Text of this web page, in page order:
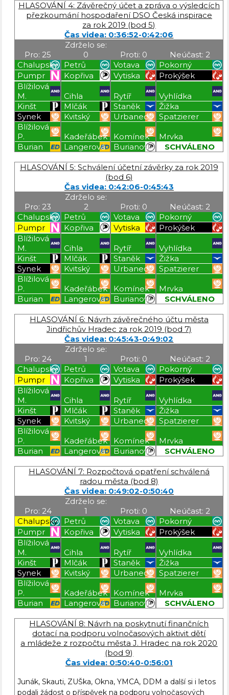
HLASOVÁNÍ 4: Závěrečný účet a zpráva o výsledcích
přezkoumání hospodaření DSO Česká inspirace
za rok 2019 (bod 5)
Čas videa: 0:36:52-0:42:06
Pro: 25
Zdrželo se:
0
Proti: 0
Neúčast: 2
Chalupský
Petrů Votava
Pokorný
Pumpr
Kopřiva Vytiska
Prokýšek
Blížilová
M.
Cihla Rytíř
Vyhlídka
Kinšt
Mlčák Staněk
Žižka
Synek
Kvitský Urbanec
Spatzierer
Blížilová
P.
Kadeřábek Komínek
Mrvka
Burian
Langerová Burianová
SCHVÁLENO
HLASOVÁNÍ 5: Schválení účetní závěrky za rok 2019
(bod 6)
Čas videa: 0:42:06-0:45:43
Pro: 23
Zdrželo se:
2
Proti: 0
Neúčast: 2
Chalupský
Petrů Votava
Pokorný
Pumpr
Kopřiva Vytiska
Prokýšek
Blížilová
M.
Cihla Rytíř
Vyhlídka
Kinšt
Mlčák Staněk
Žižka
Synek
Kvitský Urbanec
Spatzierer
Blížilová
P.
Kadeřábek Komínek
Mrvka
Burian
Langerová Burianová
SCHVÁLENO
HLASOVÁNÍ 6: Návrh závěrečného účtu města
Jindřichův Hradec za rok 2019 (bod 7)
Čas videa: 0:45:43-0:49:02
Pro: 24
Zdrželo se:
1
Proti: 0
Neúčast: 2
Chalupský
Petrů Votava
Pokorný
Pumpr
Kopřiva Vytiska
Prokýšek
Blížilová
M.
Cihla Rytíř
Vyhlídka
Kinšt
Mlčák Staněk
Žižka
Synek
Kvitský Urbanec
Spatzierer
Blížilová
P.
Kadeřábek Komínek
Mrvka
Burian
Langerová Burianová
SCHVÁLENO
HLASOVÁNÍ 7: Rozpočtová opatření schválená
radou města (bod 8)
Čas videa: 0:49:02-0:50:40
Pro: 24
Zdrželo se:
1
Proti: 0
Neúčast: 2
Chalupský
Petrů Votava
Pokorný
Pumpr
Kopřiva Vytiska
Prokýšek
Blížilová
M.
Cihla Rytíř
Vyhlídka
Kinšt
Mlčák Staněk
Žižka
Synek
Kvitský Urbanec
Spatzierer
Blížilová
P.
Kadeřábek Komínek
Mrvka
Burian
Langerová Burianová
SCHVÁLENO
HLASOVÁNÍ 8: Návrh na poskytnutí finančních
dotací na podporu volnočasových aktivit dětí
a mládeže z rozpočtu města J. Hradec na rok 2020
(bod 9)
Čas videa: 0:50:40-0:56:01
Junák, Skauti, ZUŠka, Okna, YMCA, DDM a další si i letos
podali žádost o příspěvek na podporu volnočasových